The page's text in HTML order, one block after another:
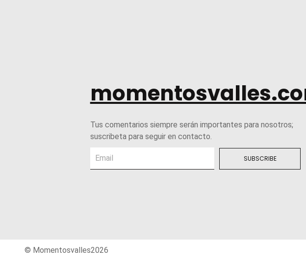
Tus comentarios siempre serán importantes para nosotros;
suscribeta para seguir en contacto.
SUBSCRIBE
© Momentosvalles2026